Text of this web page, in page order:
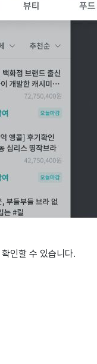
인할 수 있습니다.